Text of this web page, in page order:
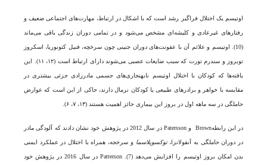
اوتیسم یک اختلال فراگیر رشد است که با اشکال در ارتباط، مهارت‌های اجتماعی ضعیف و
رفتارهای غیرعادی و کلیشه‌ای مشخص می‌شود و در تمامی دوران زندگی باقی می‌ماند
(10). اوتیسم و علائم آن با عفونت‌های دوران جنینی چون سرخچه، فنیل کتونوریا، اسکروز
توبروز و سندرم تورت که سبب ضایعات عصبی می‌شوند دارای ارتباط است (۱۲، ۱۱). این
یافته‌ها که کودکان با اختلال اوتیسم نابهنجاری‌های جسمی مادرزادی جزئی بیشتری در
مقایسه با خواهر و برادرهای طبیعی یا کودکان نرمال دارند، حاکی از این است که عوارض
حاملگی در سه ‌ماهه اول در بروز این بیماری حائز اهمیت هستند (۱۳، ۷، ۶).
در این رابطهBrown و Patersson در سال 2012 در پژوهش خود نشان دادند که آلودگی مادر
در دوران حاملگی به آنفولانزا،توکسوپلاسما و سرخجه، همراه با اختلال در عملکرد ایمنی
بدن امکان بروز اوتیسم را افزایش می‌دهد (7). Patterson در سال 2016 در پژوهش خود